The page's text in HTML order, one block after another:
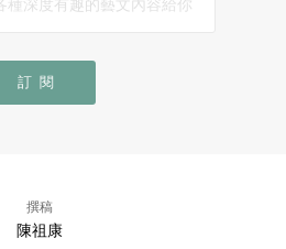
訂閱
撰稿
陳祖康